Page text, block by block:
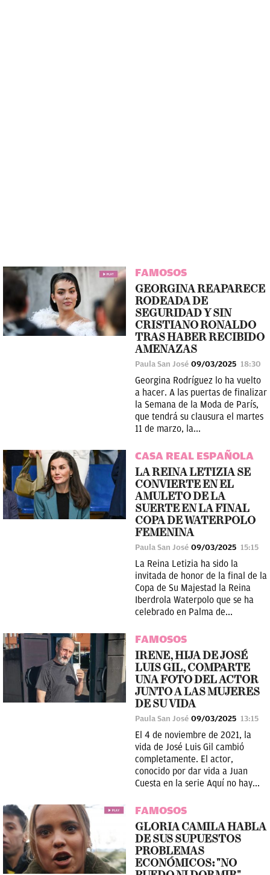
FAMOSOS
GEORGINA REAPARECE
RODEADA DE
SEGURIDAD Y SIN
CRISTIANO RONALDO
TRAS HABER RECIBIDO
AMENAZAS
Paula San José 09/03/2025 18:30
Georgina Rodríguez lo ha vuelto
a hacer. A las puertas de finalizar
la Semana de la Moda de París,
que tendrá su clausura el martes
11 de marzo, la...
CASA REAL ESPAÑOLA
LA REINA LETIZIA SE
CONVIERTE EN EL
AMULETO DE LA
SUERTE EN LA FINAL
COPA DE WATERPOLO
FEMENINA
Paula San José 09/03/2025 15:15
La Reina Letizia ha sido la
invitada de honor de la final de la
Copa de Su Majestad la Reina
Iberdrola Waterpolo que se ha
celebrado en Palma de...
FAMOSOS
IRENE, HIJA DE JOSÉ
LUIS GIL, COMPARTE
UNA FOTO DEL ACTOR
JUNTO A LAS MUJERES
DE SU VIDA
Paula San José 09/03/2025 13:15
El 4 de noviembre de 2021, la
vida de José Luis Gil cambió
completamente. El actor,
conocido por dar vida a Juan
Cuesta en la serie Aquí no hay...
FAMOSOS
GLORIA CAMILA HABLA
DE SUS SUPUESTOS
PROBLEMAS
ECONÓMICOS: "NO